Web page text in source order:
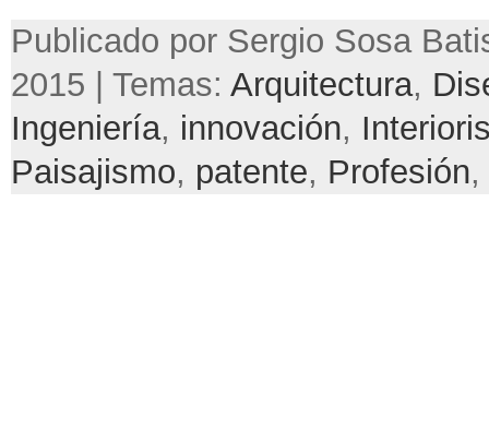
Publicado por Sergio Sosa
2015 | Temas: Arquitectura,
Ingeniería, innovación,
Paisajismo, patente, Profesión,